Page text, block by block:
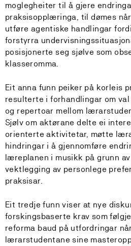
moglegheiter til å gjere
praksisopplæringa, til dømes
utføre agentiske handlingar
forstyrra
posisjonerte seg sjølve som
klasseromma.
Eit anna funn peiker på korleis
resulterte i forhandlingar om
og repertoar mellom
Sjølv om aktørane delte ei
orienterte aktivitetar, møtte
hindringar i å gjennomføre
læreplanen i musikk på grunn
vektlegging av personlege
praksisar.
Eit tredje funn viser at nye
forskingsbaserte krav som
reforma baud på utfordringar
lærarstudentane sine